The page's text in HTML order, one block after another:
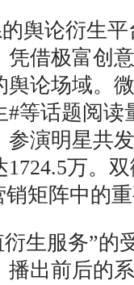
论衍生平
凭借极富创
舆论场域。
#等话题阅读
演明星共
万。
矩阵中的
生服务”的
播出前后的